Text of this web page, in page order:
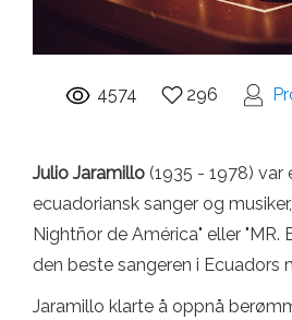
4574 296
Julio Jaramillo (1935 - 1978)
ecuadoriansk sanger og
Nightñor de América" ​​eller "MR.
den beste sangeren i Ecuadors
Jaramillo klarte å oppnå